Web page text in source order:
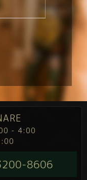
- 4:00
8606